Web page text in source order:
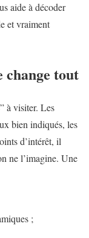
aide à décoder
et vraiment
change tout
à visiter. Les
bien indiqués, les
d’intérêt, il
ne l’imagine. Une
;